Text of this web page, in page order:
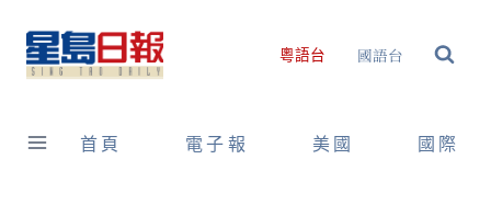
content
粵語台 國語台
首頁 電子報 美國 國際